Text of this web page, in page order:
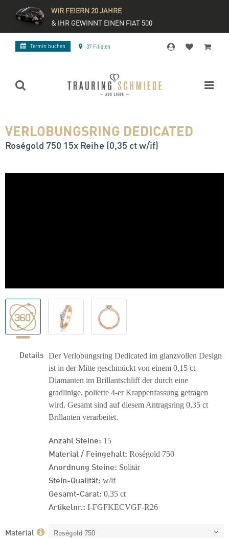
WIR FEIERN 20 JAHRE
& IHR GEWINNT EINEN FIAT 500
Termin buchen 37 Filialen
VERLOBUNGSRING DEDICATED
Roségold 750 15x Reihe (0,35 ct w/if)
Details Der Verlobungsring Dedicated im glanzvollen Design
ist in der Mitte geschmückt von einem 0,15 ct
Diamanten im Brillantschliff der durch eine
gradlinige, polierte 4-er Krappenfassung getragen
wird. Gesamt sind auf diesem Antragsring 0,35 ct
Brillanten verarbeitet.
Anzahl Steine: 15
Material / Feingehalt: Roségold 750
Anordnung Steine: Solitär
Stein-Qualität: w/if
Gesamt-Carat: 0,35 ct
Artikelnr.: I-FGFKECVGF-R26
Material Roségold 750